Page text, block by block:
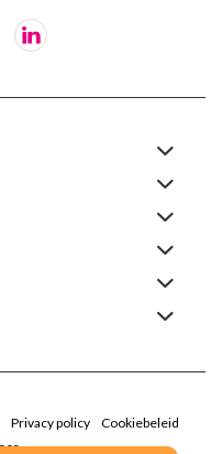
Privacy policy
Cookiebeleid